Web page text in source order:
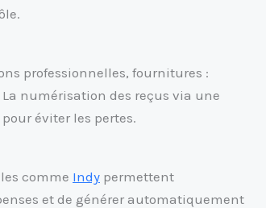
professionnelles, fournitures :
numérisation des reçus via une
éviter les pertes.
comme Indy permettent
et de générer automatiquement